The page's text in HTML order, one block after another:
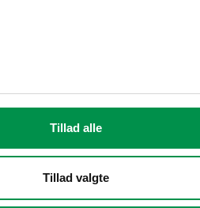
Tillad alle
Tillad valgte